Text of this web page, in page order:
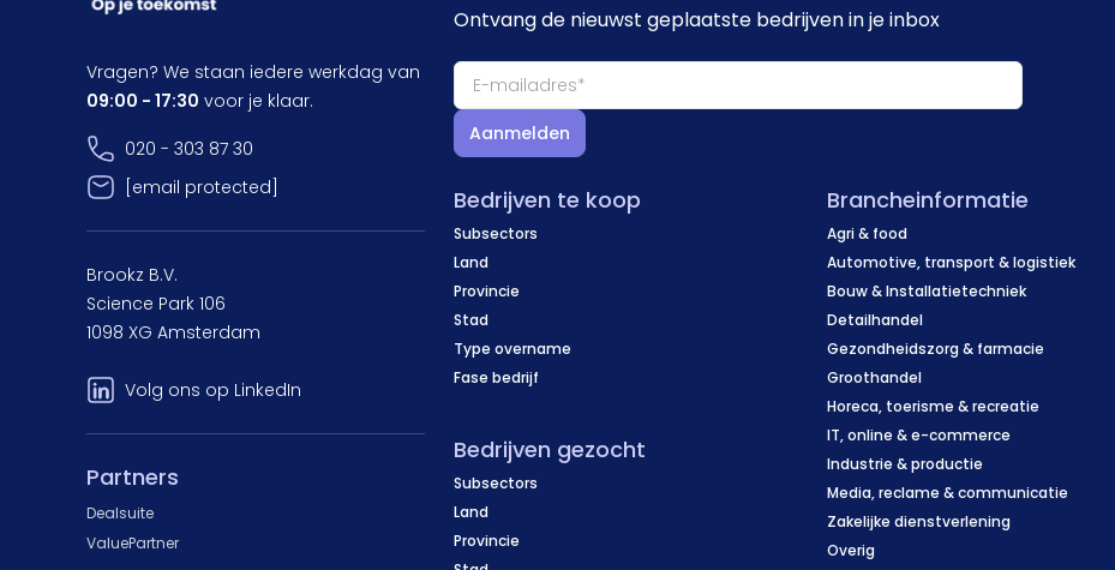
Ontvang de nieuwst geplaatste bedrijven in je inbox
Aanmelden
Bedrijven te koop
Subsectors
Land
Provincie
Stad
Type overname
Fase bedrijf
Bedrijven gezocht
Subsectors
Land
Provincie
Brancheinformatie
Agri & food
Automotive, transport & logistiek
Bouw & Installatietechniek
Detailhandel
Gezondheidszorg & farmacie
Groothandel
Horeca, toerisme & recreatie
IT, online & e-commerce
Industrie & productie
Media, reclame & communicatie
Zakelijke dienstverlening
Overig
Vragen? We staan iedere werkdag van
09:00 - 17:30 voor je klaar.
020 - 303 87 30
[email protected]
Brookz B.V.
Science Park 106
1098 XG Amsterdam
Volg ons op LinkedIn
Partners
Dealsuite
ValuePartner